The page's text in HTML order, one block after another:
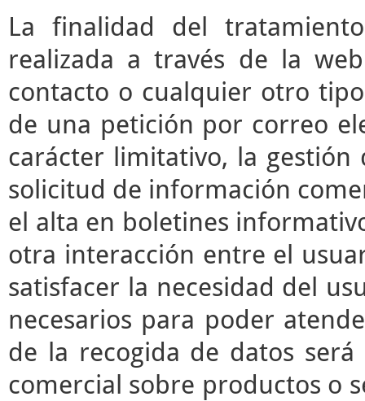
La finalidad del
realizada a través de la
contacto o cualquier otro
de una petición por correo
carácter limitativo, la
solicitud de información
el alta en boletines
otra interacción entre el
satisfacer la necesidad del
necesarios para poder
de la recogida de datos
comercial sobre productos o